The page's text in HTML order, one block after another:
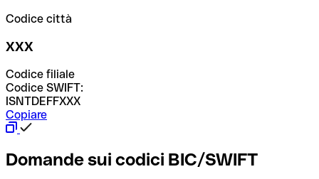
Codice città
XXX
Codice filiale
Codice SWIFT:
ISNTDEFFXXX
Copiare
Domande sui codici BIC/SWIFT